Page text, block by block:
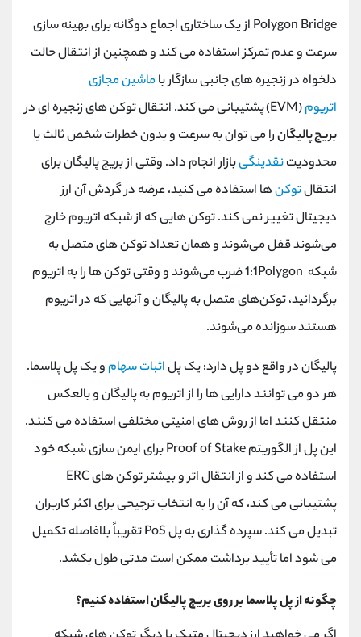
Polygon Bridge از یک ساختاری اجماع دوگانه برای بهینه سازی
سرعت و عدم تمرکز استفاده می کند و همچنین از انتقال حالت
دلخواه در زنجیره های جانبی سازگار باماشین مجازی
اتریوم(EVM)پشتیبانی می کند. انتقال توکن های زنجیره ای در
بریج پالیگانرا می توان به سرعت و بدون خطرات شخص ثالث یا
محدودیتنقدینگیبازار انجام داد. وقتی از بریج پالیگان برای
انتقالتوکنها استفاده می کنید، عرضه در گردش آن ارز
دیجیتال تغییر نمی کند. توکن ‌هایی که از شبکه اتریوم خارج
می‌شوند قفل می‌شوند و همان تعداد توکن ‌های متصل به
شبکه Polygon
1:1 ضرب می‌شوند و وقتی توکن‌ ها را به اتریوم
برگردانید، توکن‌های متصل به پالیگان و آنهایی که در اتریوم
هستند سوزانده می‌شوند.
پالیگان در واقع دو پل دارد: یک پلاثبات سهام و یک پل پلاسما.
هر دو می توانند دارایی ها را از اتریوم به پالیگان و بالعکس
منتقل کنند اما از روش های امنیتی مختلفی استفاده می کنند.
این پل از الگوریتمProof of Stakeبرای ایمن سازی شبکه خود
استفاده می کند و از انتقال اتر و بیشتر توکن هایERC
پشتیبانی می کند، که آن را به انتخاب ترجیحی برای اکثر کاربران
تبدیل می کند. سپرده گذاری به پلPoSتقریباً بلافاصله تکمیل
می شود اما تأیید برداشت ممکن است مدتی طول بکشد.
چگونه از پل پلاسما بر روی بریج پالیگان استفاده کنیم؟